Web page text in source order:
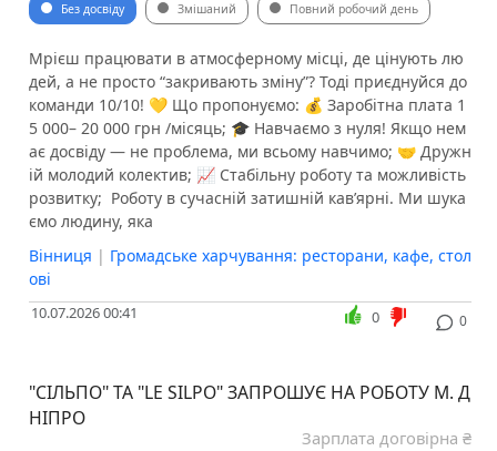
Без досвіду Змішаний Повний робочий день
Мрієш працювати в атмосферному місці, де цінують лю
дей, а не просто “закривають зміну”? Тоді приєднуйся до
команди 10/10! 💛 Що пропонуємо: 💰 Заробітна плата 1
5 000– 20 000 грн /місяць; 🎓 Навчаємо з нуля! Якщо нем
ає досвіду — не проблема, ми всьому навчимо; 🤝 Дружн
ій молодий колектив; 📈 Стабільну роботу та можливість
розвитку; ️ Роботу в сучасній затишній кав’ярні. Ми шука
ємо людину, яка
Вінниця | Громадське харчування: ресторани, кафе, стол
ові
10.07.2026 00:41 0
0
"СІЛЬПО" ТА "LE SILPO" ЗАПРОШУЄ НА РОБОТУ М. Д
НІПРО
Зарплата договірна ₴